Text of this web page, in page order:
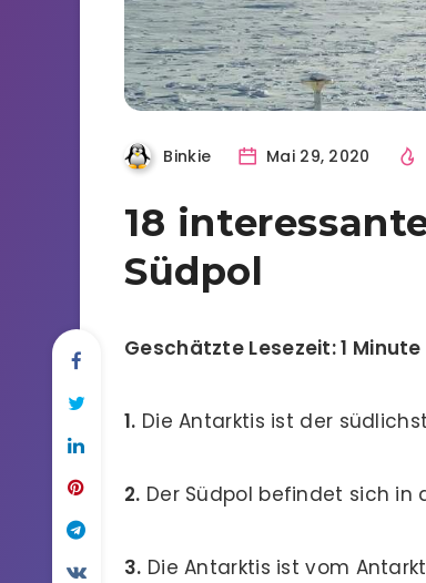
Binkie Mai 29, 2020
18
Südpol
Geschätzte Lesezeit: 1 Minute
1. Die Antarktis ist der
2. Der Südpol befindet sich in
3. Die Antarktis ist vom